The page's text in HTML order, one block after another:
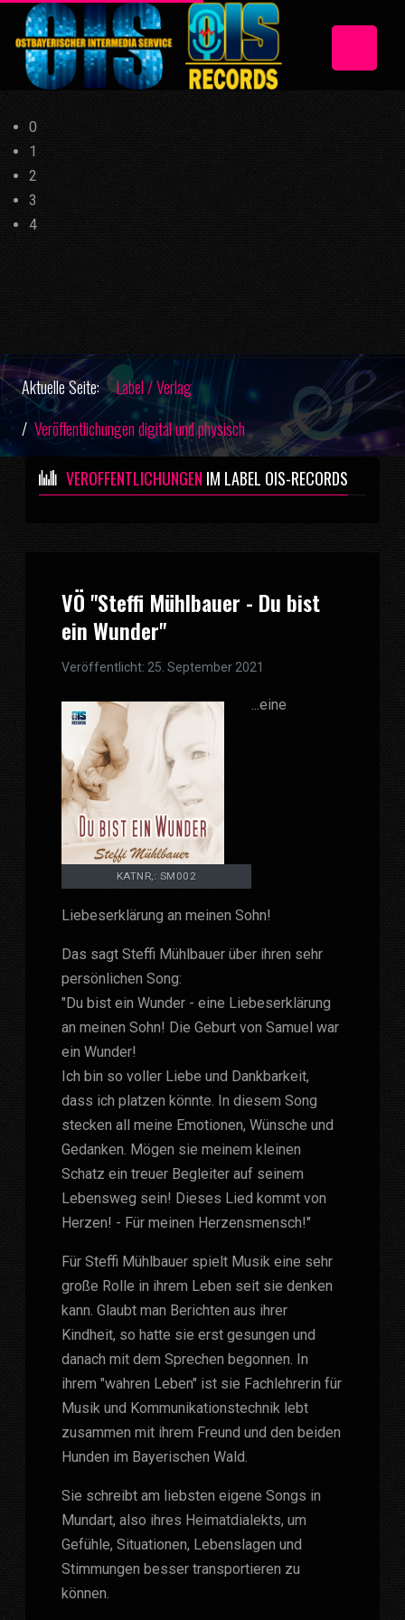
0
1
2
3
4
Aktuelle Seite: Label / Verlag
Veröffentlichungen digital und physisch
VERÖFFENTLICHUNGEN IM LABEL OIS-RECORDS
VÖ "Steffi Mühlbauer - Du bist
ein Wunder"
Veröffentlicht: 25. September 2021
KATNR,: SM002
...eine
Liebeserklärung an meinen Sohn!
Das sagt Steffi Mühlbauer über ihren sehr
persönlichen Song:
"Du bist ein Wunder - eine Liebeserklärung
an meinen Sohn! Die Geburt von Samuel war
ein Wunder!
Ich bin so voller Liebe und Dankbarkeit,
dass ich platzen könnte. In diesem Song
stecken all meine Emotionen, Wünsche und
Gedanken. Mögen sie meinem kleinen
Schatz ein treuer Begleiter auf seinem
Lebensweg sein! Dieses Lied kommt von
Herzen! - Für meinen Herzensmensch!"
Für Steffi Mühlbauer spielt Musik eine sehr
große Rolle in ihrem Leben seit sie denken
kann. Glaubt man Berichten aus ihrer
Kindheit, so hatte sie erst gesungen und
danach mit dem Sprechen begonnen. In
ihrem "wahren Leben" ist sie Fachlehrerin für
Musik und Kommunikationstechnik lebt
zusammen mit ihrem Freund und den beiden
Hunden im Bayerischen Wald.
Sie schreibt am liebsten eigene Songs in
Mundart, also ihres Heimatdialekts, um
Gefühle, Situationen, Lebenslagen und
Stimmungen besser transportieren zu
können.